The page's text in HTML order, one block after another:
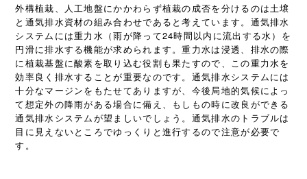
外構植栽、人工地盤にかかわらず植栽の成否を分けるのは土壌
と通気排水資材の組み合わせであると考えています。通気排水
システムには重力水（雨が降って24時間以内に流出する水）を
円滑に排水する機能が求められます。重力水は浸透、排水の際
に植栽基盤に酸素を取り込む役割も果たすので、この重力水を
効率良く排水することが重要なのです。通気排水システムには
十分なマージンをもたせてありますが、今後局地的気候によっ
て想定外の降雨がある場合に備え、もしもの時に改良ができる
通気排水システムが望ましいでしょう。通気排水のトラブルは
目に見えないところでゆっくりと進行するので注意が必要で
す。